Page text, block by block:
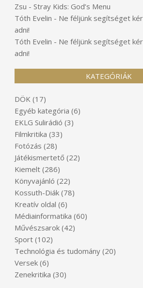
Zsu - Stray Kids: God’s Menu
Tóth Evelin - Ne féljünk segítséget
adni!
Tóth Evelin - Ne féljünk segítséget
adni!
KATEGÓRIÁK
DÖK (17)
Egyéb kategória (6)
EKLG Sulirádió (3)
Filmkritika (33)
Fotózás (28)
Játékismertető (22)
Kiemelt (286)
Könyvajánló (22)
Kossuth-Diák (78)
Kreatív oldal (6)
Médiainformatika (60)
Művészsarok (42)
Sport (102)
Technológia és tudomány (20)
Versek (6)
Zenekritika (30)